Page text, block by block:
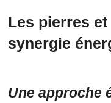
Les pierres
synergie
Une approche